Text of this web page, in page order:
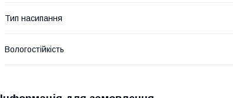
Тип насипання
Вологостійкість